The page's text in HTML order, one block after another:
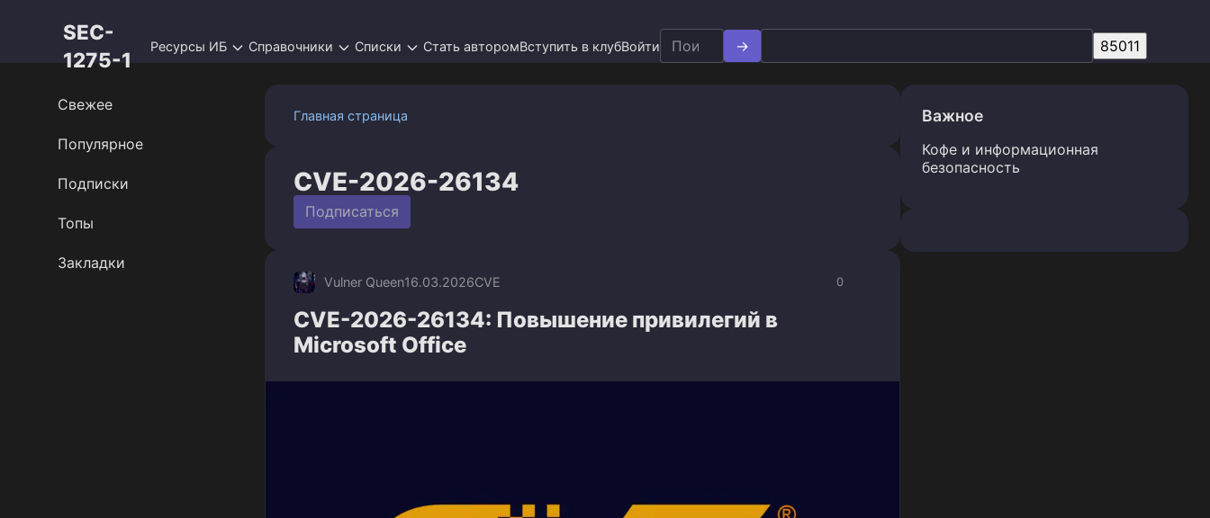
SEC-
1275-1
Ресурсы ИБ Справочники Списки Стать авторомВступить в клубВойти Search
for:
Главная страница
CVE-2026-26134
Подписаться
0
Vulner Queen16.03.2026CVE
CVE-2026-26134: Повышение привилегий в
Microsoft Office
Свежее
Популярное
Подписки
Топы
Закладки
Важное
Кофе и информационная
безопасность